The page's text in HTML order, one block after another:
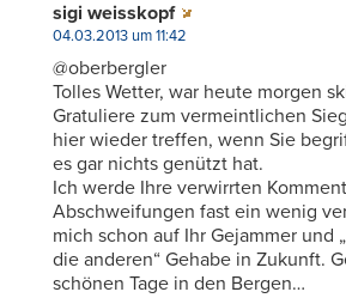
sigi weisskopf
04.03.2013 um 11:42
@oberbergler
Tolles Wetter, war heute morgen
Gratuliere zum vermeintlichen
hier wieder treffen, wenn Sie
es gar nichts genützt hat.
Ich werde Ihre verwirrten
Abschweifungen fast ein wenig
mich schon auf Ihr Gejammer und
die anderen“ Gehabe in Zukunft.
schönen Tage in den Bergen…